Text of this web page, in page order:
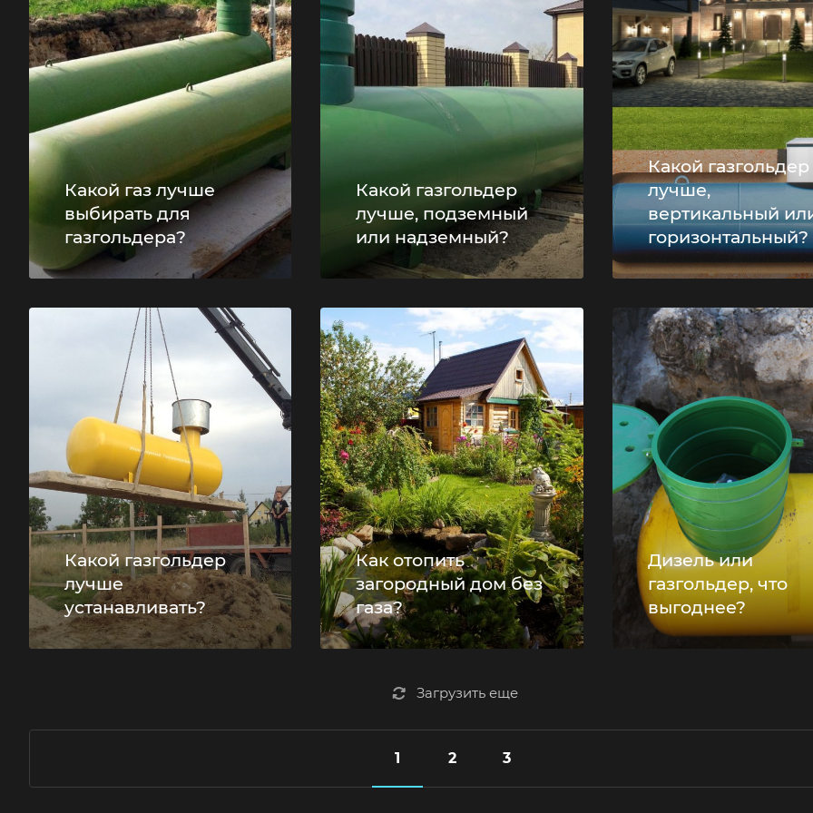
Какой газ лучше
выбирать для
газгольдера?
Какой газгольдер
лучше, подземный
или надземный?
Какой газгольдер
лучше,
вертикальный
горизонтальный?
Какой газгольдер
лучше
устанавливать?
Как отопить
загородный дом без
газа?
Дизель или
газгольдер, что
выгоднее?
Загрузить еще
1 2 3